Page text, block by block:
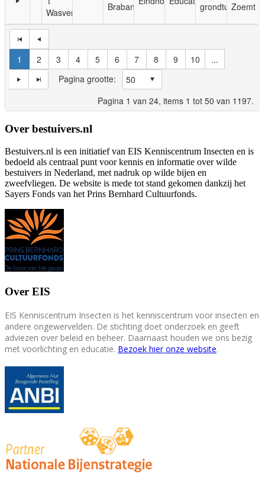
1 2 3 4 5 6 7 8 9 10
...
Pagina grootte:
Pagina 1 van 24, items 1 tot 50 van 1197.
Wasven
Brabant
grondtuinen
Zoemt
Over bestuivers.nl
Bestuivers.nl is een initiatief van EIS Kenniscentrum Insecten en is
bedoeld als centraal punt voor kennis en informatie over wilde
bestuivers in Nederland, met nadruk op wilde bijen en
zweefvliegen. De website is mede tot stand gekomen dankzij het
Sayers Fonds van het Prins Bernhard Cultuurfonds.
Over EIS
EIS Kenniscentrum Insecten is het kenniscentrum voor insecten en
andere ongewervelden. De stichting doet onderzoek en geeft
adviezen over beleid en beheer. Daarnaast houden we ons bezig
met voorlichting en educatie. Bezoek hier onze website.